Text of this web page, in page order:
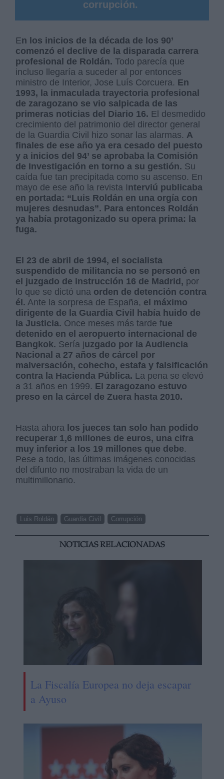
corrupción.
En los inicios de la década de los 90’
comenzó el declive de la disparada carrera
profesional de Roldán. Todo parecía que
incluso llegaría a suceder al por entonces
ministro de Interior, Jose Luís Corcuera. En
1993, la inmaculada trayectoria profesional
de zaragozano se vio salpicada de las
primeras noticias del Diario 16. El desmedido
crecimiento del patrimonio del director general
de la Guardia Civil hizo sonar las alarmas. A
finales de ese año ya era cesado del puesto
y a inicios del 94’ se aprobaba la Comisión
de Investigación en torno a su gestión. Su
caída fue tan precipitada como su ascenso. En
mayo de ese año la revista Interviú publicaba
en portada: “Luis Roldán en una orgía con
mujeres desnudas”. Para entonces Roldán
ya había protagonizado su opera prima: la
fuga.
El 23 de abril de 1994, el socialista
suspendido de militancia no se personó en
el juzgado de instrucción 16 de Madrid, por
lo que se dictó una orden de detención contra
él. Ante la sorpresa de España, el máximo
dirigente de la Guardia Civil había huido de
la Justicia. Once meses más tarde fue
detenido en el aeropuerto internacional de
Bangkok. Sería juzgado por la Audiencia
Nacional a 27 años de cárcel por
malversación, cohecho, estafa y falsificación
contra la Hacienda Pública. La pena se elevó
a 31 años en 1999. El zaragozano estuvo
preso en la cárcel de Zuera hasta 2010.
Hasta ahora los jueces tan solo han podido
recuperar 1,6 millones de euros, una cifra
muy inferior a los 19 millones que debe.
Pese a todo, las últimas imágenes conocidas
del difunto no mostraban la vida de un
multimillonario.
Luis Roldán Guardia Civil Corrupción
NOTICIAS RELACIONADAS
La Fiscalía Europea no deja escapar
a Ayuso